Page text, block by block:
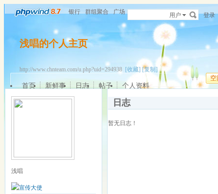
银行 群组聚合 广场 用户 登录
浅唱的个人主页
http://www.chnteam.com/u.php?uid=294938 [收藏] [复制]
空
首页 新鲜事 日志 帖子 个人资料
浅唱
日志
暂无日志！